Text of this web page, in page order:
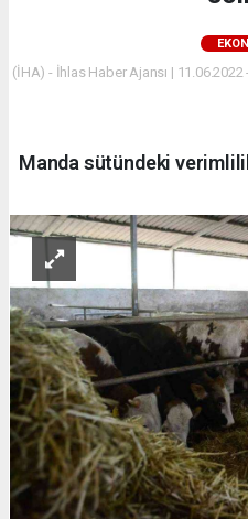
(İHA) - İhlas Haber Ajansı |
Manda sütündeki